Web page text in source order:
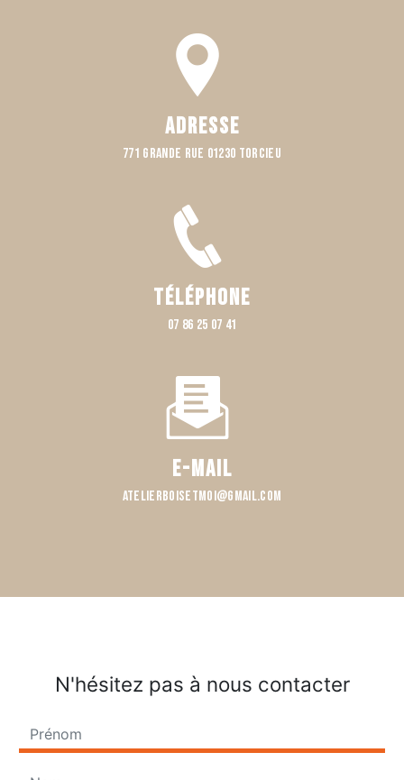
Adresse
771 Grande rue 01230 TORCIEU
Téléphone
07 86 25 07 41
E-mail
atelierboisetmoi@gmail.com
N'hésitez pas à nous contacter